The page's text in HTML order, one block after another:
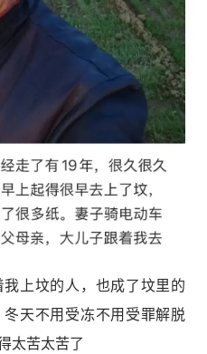
上坟的人，也成了坟里的
天不用受冻不用受罪解脱
太苦太苦了